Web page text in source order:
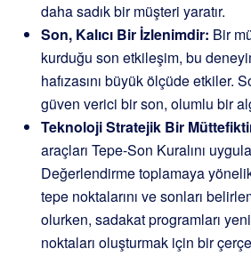
daha sadık bir müşteri yaratır.
Son, Kalıcı Bir İzlenimdir: Bir
kurduğu son etkileşim, bu
hafızasını büyük ölçüde etkiler.
güven verici bir son, olumlu bir
Teknoloji Stratejik Bir
araçları Tepe-Son Kuralını
Değerlendirme toplamaya
tepe noktalarını ve sonları
olurken, sadakat programları
noktaları oluşturmak için bir